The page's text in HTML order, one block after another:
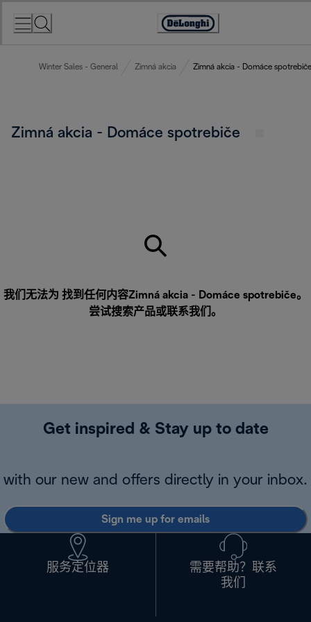
Accessibility
Winter Sales - General Zimná akcia Zimná akcia - Domáce spotrebiče
Zimná akcia - Domáce spotrebiče
我们无法为 找到任何内容Zimná akcia - Domáce spotrebiče。
尝试搜索产品或联系我们 。
Get inspired & Stay up to date
with our new and offers directly in your inbox.
Sign me up for emails
服务定位器
需要帮助？联系
我们